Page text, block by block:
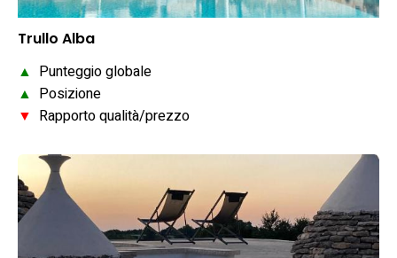
Trullo Alba
▲ Punteggio globale
▲ Posizione
▼ Rapporto qualità/prezzo